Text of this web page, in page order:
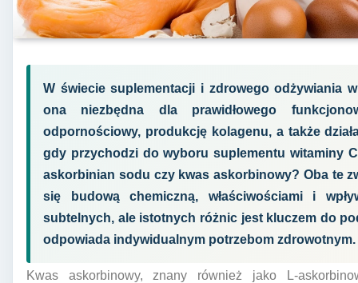
W świecie suplementacji i zdrowego odżywiania
ona niezbędna dla prawidłowego
odpornościowy, produkcję kolagenu, a także
gdy przychodzi do wyboru suplementu witaminy
askorbinian sodu czy kwas askorbinowy? Oba te
się budową chemiczną, właściwościami i
subtelnych, ale istotnych różnic jest kluczem do
odpowiada indywidualnym potrzebom zdrowotnym.
Kwas askorbinowy, znany również jako L-